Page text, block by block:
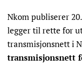
Nkom publiserer
legger til rette for
transmisjonsnett i
transmisjonsnett